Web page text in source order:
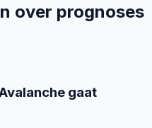
over prognoses
gaat